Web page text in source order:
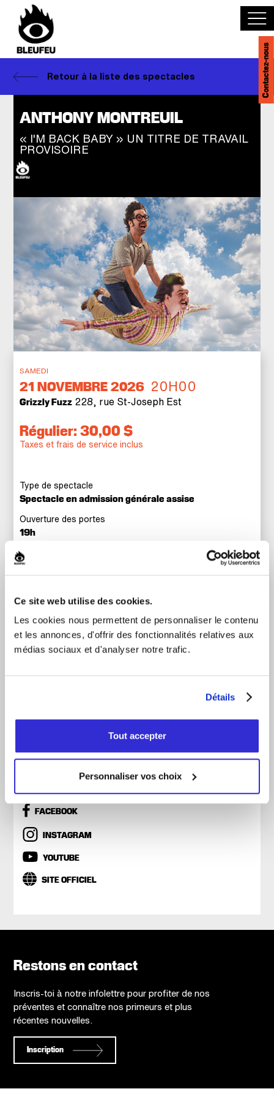
Ce site web utilise des cookies.
Les cookies nous permettent de personnaliser le contenu
et les annonces, d'offrir des fonctionnalités relatives aux
médias sociaux et d'analyser notre trafic.
Détails
Tout accepter
Personnaliser vos choix
Découvrir BLEUFEU
Joindre l'équipe
Devenir partenaire
Événements
English
Contactez-nous
Retour à la liste des spectacles
ANTHONY MONTREUIL
« I'M BACK BABY » UN TITRE DE TRAVAIL
PROVISOIRE
SAMEDI
21NOVEMBRE 2026 20H00
Grizzly Fuzz 228, rue St-Joseph Est
Régulier: 30,00 $
Taxes et frais de service inclus
Type de spectacle
Spectacle en admission générale assise
Ouverture des portes
19h
Genre
HUMOUR
Provenance
MONTRÉAL
Maintenant que le rodage de la tournée de rodage
est terminé, Anthony est enfin prêt à commencer
passé l’année à roder son rodage, maintenant que
rodage officiel! Tout ça, grâce à son producteur
Création Ciné-Scène-Art.
FACEBOOK
INSTAGRAM
YOUTUBE
SITE OFFICIEL
Restons en contact
Inscris-toi à notre infolettre pour profiter de nos
préventes et connaître nos primeurs et plus
récentes nouvelles.
Inscription